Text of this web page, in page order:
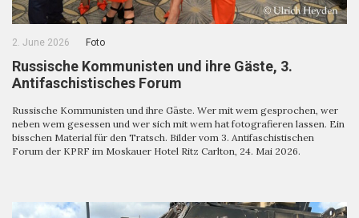
2. June 2026 Foto
Russische Kommunisten und ihre Gäste, 3.
Antifaschistisches Forum
Russische Kommunisten und ihre Gäste. Wer mit wem gesprochen, wer
neben wem gesessen und wer sich mit wem hat fotografieren lassen. Ein
bisschen Material für den Tratsch. Bilder vom 3. Antifaschistischen
Forum der KPRF im Moskauer Hotel Ritz Carlton, 24. Mai 2026.